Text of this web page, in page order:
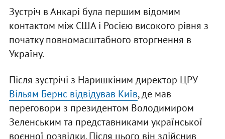
Зустріч в Анкарі була першим відомим
контактом між США і Росією високого рівня з
початку повномасштабного вторгнення в
Україну.
Після зустрічі з Наришкіним директор ЦРУ
Вільям Бернс відвідував Київ, де мав
переговори з президентом Володимиром
Зеленським та представниками української
воєнної розвідки. Після цього він здійснив